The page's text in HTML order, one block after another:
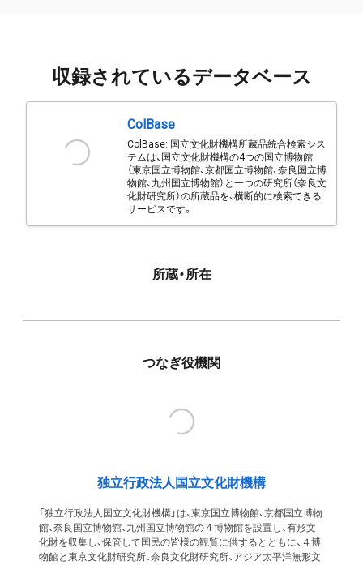
収録されているデータベース
ColBase
ColBase: 国立文化財機構所蔵品統合検索シス
テムは、国立文化財機構の4つの国立博物館
（東京国立博物館、京都国立博物館、奈良国立博
物館、九州国立博物館）と一つの研究所（奈良文
化財研究所）の所蔵品を、横断的に検索できる
サービスです。
所蔵・所在
つなぎ役機関
独立行政法人国立文化財機構
「独立行政法人国立文化財機構」は、東京国立博物館、京都国立博物
館、奈良国立博物館、九州国立博物館の４博物館を設置し、有形文
化財を収集し、保管して国民の皆様の観覧に供するとともに、４博
物館と東京文化財研究所、奈良文化財研究所、アジア太平洋無形文